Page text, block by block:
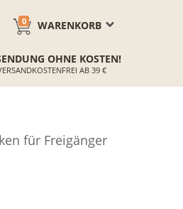
WARENKORB
0
OHNE KOSTEN!
AB 39 €
für Freigänger